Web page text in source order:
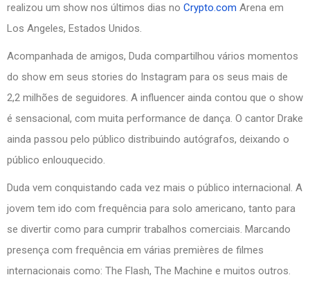
realizou um show nos últimos dias no Crypto.com Arena em
Los Angeles, Estados Unidos.
Acompanhada de amigos, Duda compartilhou vários momentos
do show em seus stories do Instagram para os seus mais de
2,2 milhões de seguidores. A influencer ainda contou que o show
é sensacional, com muita performance de dança. O cantor Drake
ainda passou pelo público distribuindo autógrafos, deixando o
público enlouquecido.
Duda vem conquistando cada vez mais o público internacional. A
jovem tem ido com frequência para solo americano, tanto para
se divertir como para cumprir trabalhos comerciais. Marcando
presença com frequência em várias premières de filmes
internacionais como: The Flash, The Machine e muitos outros.